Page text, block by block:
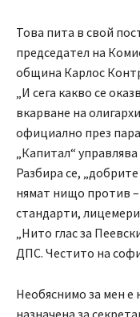
Това пита в свой
председател на
община Карлос
„И сега какво се
вкарване на
официално през
„Капитал“
Разбира се,
нямат нищо против
стандарти,
„Нито глас за
ДПС. Честито на
Необяснимо за мен е
назначена за